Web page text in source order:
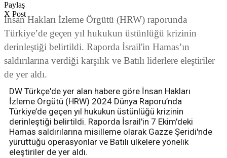
Paylaş
X Post
İnsan Hakları İzleme Örgütü (HRW) raporunda
Türkiye’de geçen yıl hukukun üstünlüğü krizinin
derinleştiği belirtildi. Raporda İsrail'in Hamas’ın
saldırılarına verdiği karşılık ve Batılı liderlere eleştiriler
de yer aldı.
DW Türkçe'de yer alan habere göre İnsan Hakları
İzleme Örgütü (HRW) 2024 Dünya Raporu’nda
Türkiye’de geçen yıl hukukun üstünlüğü krizinin
derinleştiği belirtildi. Raporda İsrail'in 7 Ekim'deki
Hamas saldırılarına misilleme olarak Gazze Şeridi'nde
yürüttüğü operasyonlar ve Batılı ülkelere yönelik
eleştiriler de yer aldı.